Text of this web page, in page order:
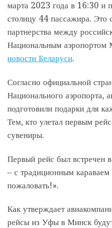
марта 2023 года в 16:30 и
столицу 44 пассажира. Это
партнерства между
Национальным аэропортом
новости Беларуси.
Согласно официальной
Национального аэропорта,
подготовили подарки для
Тем, кто улетал первым
сувениры.
Первый рейс был встречен
– с традиционным
пожаловать!».
Как утверждает
рейсы из Уфы в Минск